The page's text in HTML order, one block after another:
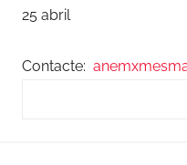
25 abril
Contacte: